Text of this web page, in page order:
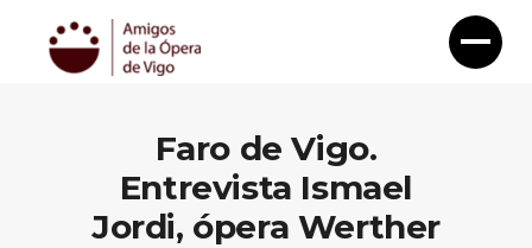
Faro de Vigo.
Entrevista Ismael
Jordi, ópera Werther